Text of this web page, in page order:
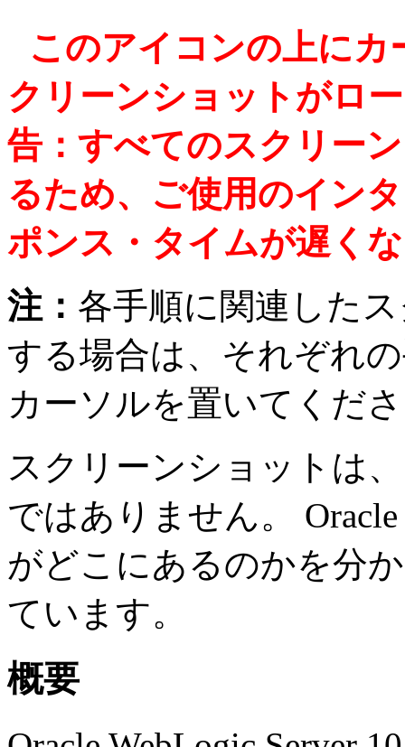
このアイコンの上に
クリーンショットがロ
告：すべてのスクリー
るため、ご使用のイン
ポンス・タイムが遅く
注： 各手順に関連した
する場合は、それぞれ
カーソルを置いてくだ
スクリーンショットは
ではありません。
がどこにあるのかを分
ています。
概要